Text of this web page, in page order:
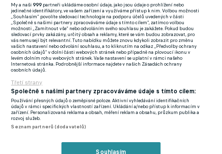
FlashFutbal (SK)
Tenisportal.cz
Tenisové zprávy
na Livesportu
Podmínky užití
Zásady ochrany osobních údajů
GDPR a žurnalistika
My a naši999 partneři ukládáme osobní údaje, jako jsou údaje o prohlížení nebo
jedinečné identifikátory, ve vašem zařízení a využíváme přístup k nim. Volbou možnosti
„Souhlasím“ povolíte sledovací technologie na podporu účelů uvedených v části
„Společně s našimi partnery zpracováváme údaje s tímto cílem“, zatímco volbou
možnosti „Zamítnout vše“ nebo odvoláním svého souhlasu je zakážete. Pokud budou
sledovací prvky zakázány, určitý obsah a reklamy, které se vám budou zobrazovat, pro
vás nemusejí být relevantní. Tuto nabídku můžete znovu kdykoli zobrazit pro změnu
vašich nastavení nebo odvolání souhlasu, a to kliknutím na odkaz „Předvolby ochrany
osobních údajů“ v dolní části webových stránek nebo případně na plovoucí ikonu v
levém dolním rohu webových stránek. Vaše nastavení se uplatní v rámci našeho
Internetová stránka. Podrobnější informace najdete v našich Zásadách ochrany
osobních údajů.
Třetí strany
Společně s našimi partnery zpracováváme údaje s tímto cílem:
Používání přesných údajů o zeměpisné poloze. Aktivní vyhledávání identifikačních
údajů v rámci specifických vlastností zařízení. Ukládání a/nebo přístup k informacím v
zařízení. Personalizovaná reklama a obsah, měření reklam a obsahu, průzkum publika a
rozvoj služeb.
Seznam partnerů (dodavatelů)
Souhlasím